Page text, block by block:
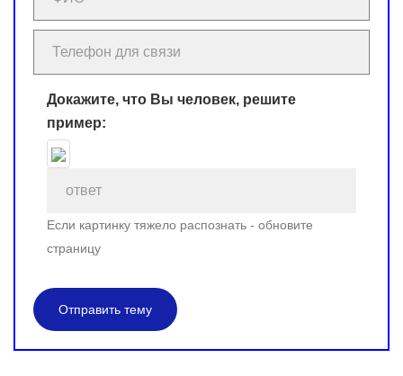
Докажите, что Вы человек, решите
пример:
Если картинку тяжело распознать - обновите
страницу
Отправить тему